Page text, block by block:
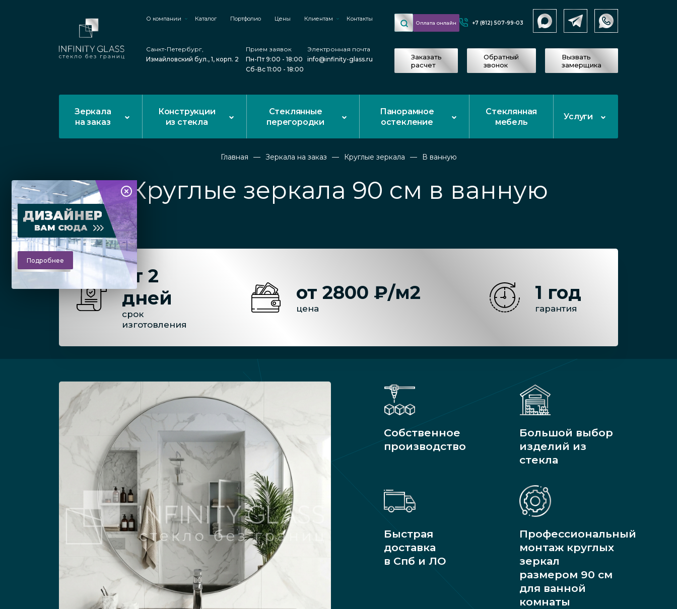
О компании Каталог Портфолио Цены Клиентам Контакты
Санкт-Петербург,
Измайловский бул., 1, корп. 2
Прием заявок
Пн-Пт 9:00 - 18:00
Сб-Вс 11:00 - 18:00
Электронная почта
info@infinity-glass.ru
Оплата онлайн +7 (812) 507-99-03
Заказать
расчет
Обратный
звонок
Вызвать
замерщика
Зеркала
на заказ
Конструкции
из стекла
Стеклянные
перегородки
Панорамное
остекление
Стеклянная
мебель
Услуги
Главная Зеркала на заказ Круглые зеркала В ванную
Круглые зеркала 90 см в ванную
ДИЗАЙНЕР
ВАМ СЮДА
Подробнее
от 2
дней
срок
изготовления
от 2800 ₽/м2
цена
1 год
гарантия
Собственное
производство
Большой выбор
изделий из
стекла
Быстрая
доставка
в Спб и ЛО
Профессиональный
монтаж круглых
зеркал
размером 90 см
для ванной
комнаты